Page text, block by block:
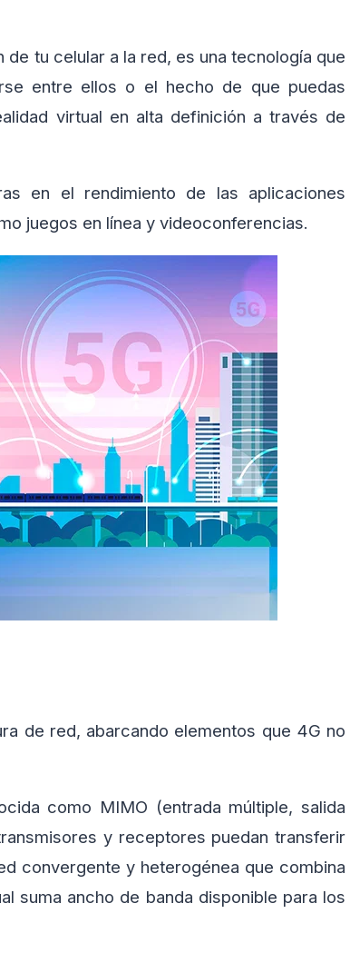
tu celular a la red, es una tecnología que
entre ellos o el hecho de que puedas
virtual en alta definición a través de
en el rendimiento de las aplicaciones
juegos en línea y videoconferencias.
de red, abarcando elementos que 4G no
como MIMO (entrada múltiple, salida
y receptores puedan transferir
convergente y heterogénea que combina
suma ancho de banda disponible para los